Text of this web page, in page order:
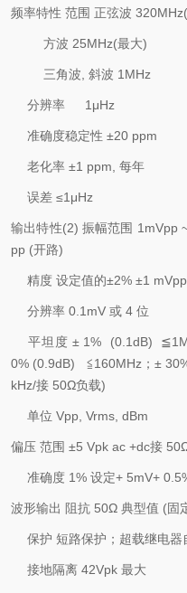
频率特性 范围 正弦波 320MHz(
方波 25MHz(最大)
三角波 斜波 1MHz
分辨率 1 μHz
准确度稳定性 ±20 ppm
老化率 ±1 ppm, 每年
误差 ≤1 μHz
输出特性(2) 振幅范围 1mVpp
pp (开路)
精度 设定值的±2% ±1
分辨率 0.1mV 或 4 位
平坦度 ± 1% (0.1dB) ≦
0% (0.9dB) ≦160MHz ；±
kHz/接 50Ω负载)
单位 Vpp, Vrms, dBm
偏压 范围 ±5 Vpk ac +dc接 50
准确度 1% 设定+ 5mV+
波形输出 阻抗 50Ω 典型值 (固
保护 短路保护；超载继电器
接地隔离 42Vpk 最大